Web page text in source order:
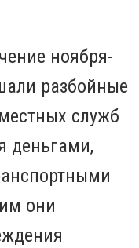
ноября-
разбойные
служб
деньгами,
они